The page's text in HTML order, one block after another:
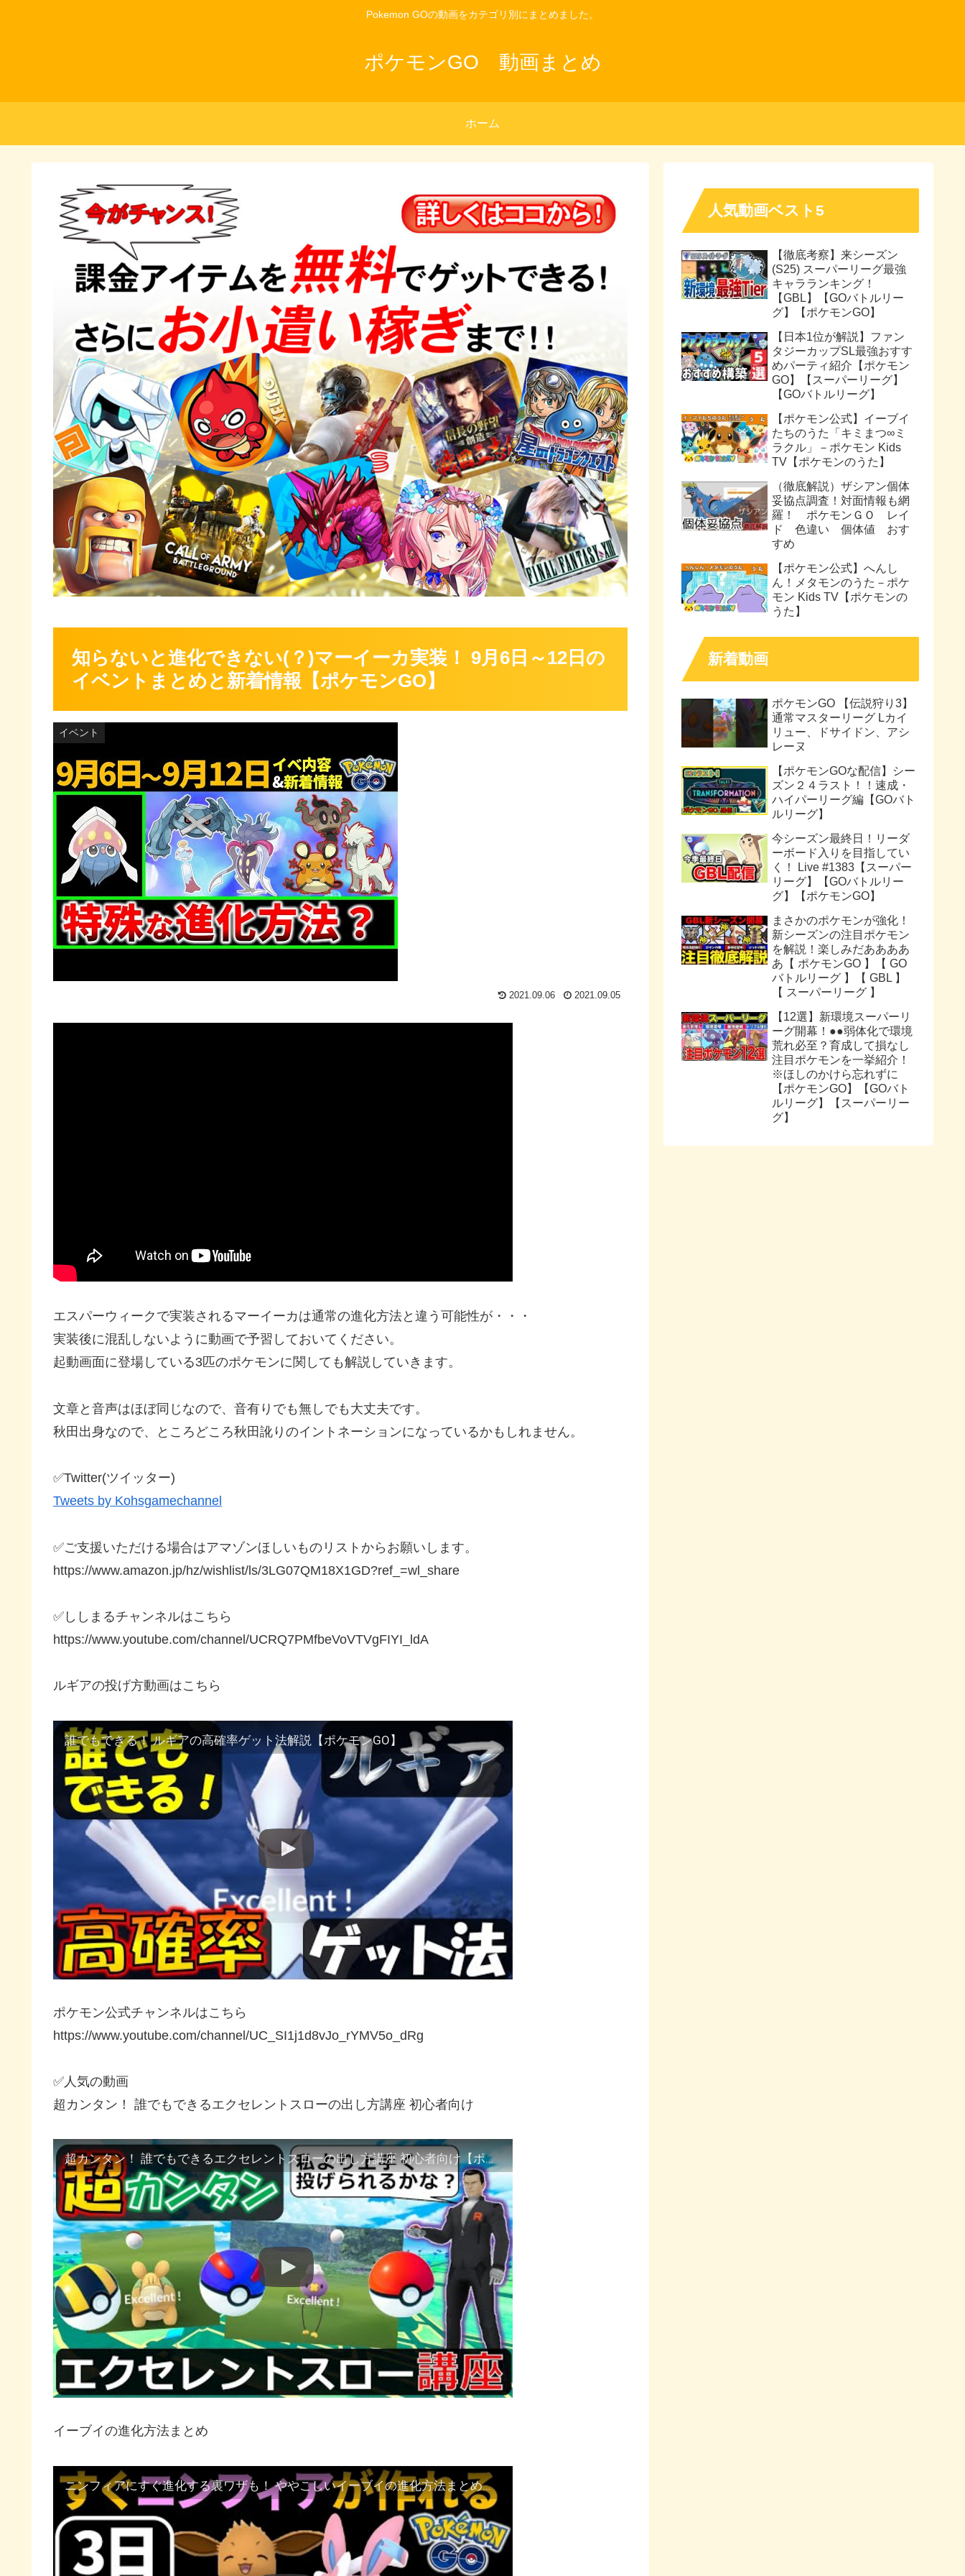
Pokemon GOの動画をカテゴリ別にまとめました。
ポケモンGO 動画まとめ
ホーム
知らないと進化できない(？)マーイーカ実装！ 9月6日～12日の
イベントまとめと新着情報【ポケモンGO】
イベント
2021.09.06 2021.09.05
エスパーウィークで実装されるマーイーカは通常の進化方法と違う可能性が・・・
実装後に混乱しないように動画で予習しておいてください。
起動画面に登場している3匹のポケモンに関しても解説していきます。
文章と音声はほぼ同じなので、音有りでも無しでも大丈夫です。
秋田出身なので、ところどころ秋田訛りのイントネーションになっているかもしれません。
✅Twitter(ツイッター)
Tweets by Kohsgamechannel
✅ご支援いただける場合はアマゾンほしいものリストからお願いします。
https://www.amazon.jp/hz/wishlist/ls/3LG07QM18X1GD?ref_=wl_share
✅ししまるチャンネルはこちら
https://www.youtube.com/channel/UCRQ7PMfbeVoVTVgFIYI_ldA
ルギアの投げ方動画はこちら
誰でもできる！ ルギアの高確率ゲット法解説【ポケモンGO】
ポケモン公式チャンネルはこちら
https://www.youtube.com/channel/UC_SI1j1d8vJo_rYMV5o_dRg
✅人気の動画
超カンタン！ 誰でもできるエクセレントスローの出し方講座 初心者向け
超カンタン！ 誰でもできるエクセレントスローの出し方講座 初心者向け【ポケモンGO】
イーブイの進化方法まとめ
ニンフィアにすぐ進化する裏ワザも！ ややこしいイーブイの進化方法まとめ【ポケモンGO】
人気動画ベスト5
【徹底考察】来シーズン
(S25) スーパーリーグ最強
キャラランキング！
【GBL】【GOバトルリー
グ】【ポケモンGO】
【日本1位が解説】ファン
タジーカップSL最強おすす
めパーティ紹介【ポケモン
GO】【スーパーリーグ】
【GOバトルリーグ】
【ポケモン公式】イーブイ
たちのうた「キミまつ∞ミ
ラクル」－ポケモン Kids
TV【ポケモンのうた】
（徹底解説）ザシアン個体
妥協点調査！対面情報も網
羅！ ポケモンＧＯ レイ
ド 色違い 個体値 おす
すめ
【ポケモン公式】へんし
ん！メタモンのうた－ポケ
モン Kids TV【ポケモンの
うた】
新着動画
ポケモンGO 【伝説狩り3】
通常マスターリーグ Lカイ
リュー、ドサイドン、アシ
レーヌ
【ポケモンGOな配信】シー
ズン２４ラスト！！速成・
ハイパーリーグ編【GOバト
ルリーグ】
今シーズン最終日！リーダ
ーボード入りを目指してい
く！ Live #1383【スーパー
リーグ】【GOバトルリー
グ】【ポケモンGO】
まさかのポケモンが強化！
新シーズンの注目ポケモン
を解説！楽しみだああああ
あ【 ポケモンGO 】【 GO
バトルリーグ 】【 GBL 】
【 スーパーリーグ 】
【12選】新環境スーパーリ
ーグ開幕！●●弱体化で環境
荒れ必至？育成して損なし
注目ポケモンを一挙紹介！
※ほしのかけら忘れずに
【ポケモンGO】【GOバト
ルリーグ】【スーパーリー
グ】